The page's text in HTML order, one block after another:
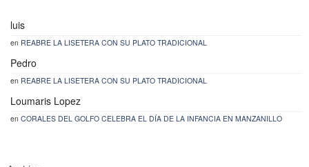
luis
en REABRE LA LISETERA CON SU PLATO TRADICIONAL
Pedro
en REABRE LA LISETERA CON SU PLATO TRADICIONAL
Loumaris Lopez
en CORALES DEL GOLFO CELEBRA EL DÍA DE LA INFANCIA EN MANZANILLO